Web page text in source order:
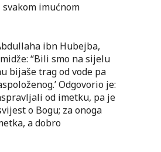
svakom imućnom
ibn Hubejba,
“Bili smo na sijelu
bijaše trag od vode pa
Odgovorio je:
od imetku, pa je
o Bogu; za onoga
a dobro